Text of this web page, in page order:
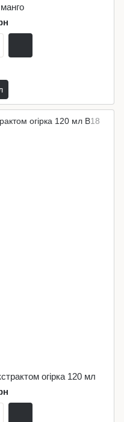
огірка 120 мл